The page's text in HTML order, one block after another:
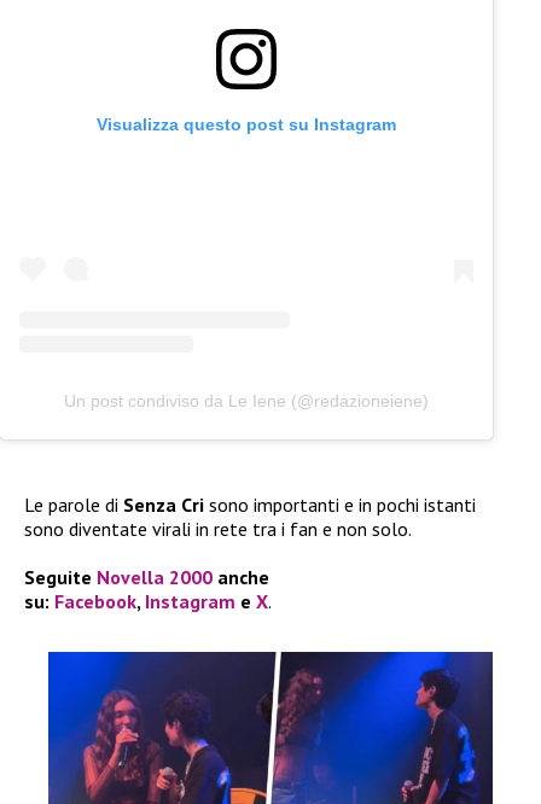
Visualizza questo post su Instagram
Un post condiviso da Le Iene (@redazioneiene)
Le parole di Senza Cri sono importanti e in pochi istanti
sono diventate virali in rete tra i fan e non solo.
Seguite Novella 2000 anche
su: Facebook, Instagram e X.